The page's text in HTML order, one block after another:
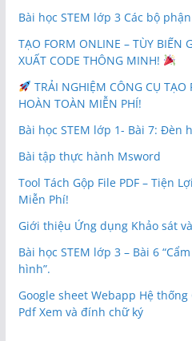
Bài học STEM lớp 3 Các bộ
TẠO FORM ONLINE – TÙY BIẾN
XUẤT CODE THÔNG MINH!
TRẢI NGHIỆM CÔNG CỤ TẠO
HOÀN TOÀN MIỄN PHÍ!
Bài học STEM lớp 1- Bài 7: Đèn
Bài tập thực hành Msword
Tool Tách Gộp File PDF – Tiện
Miễn Phí!
Giới thiệu Ứng dụng Khảo sát
Bài học STEM lớp 3 – Bài 6
hình”.
Google sheet Webapp Hệ
Pdf Xem và đính chữ ký